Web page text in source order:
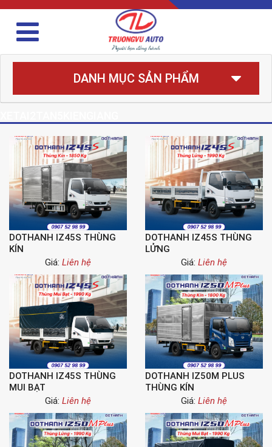
DANH MỤC SẢN PHẨM
DOTHANH IZ45S THÙNG
KÍN
Giá: Liên hệ
DOTHANH IZ45S THÙNG
LỬNG
Giá: Liên hệ
DOTHANH IZ45S THÙNG
MUI BẠT
Giá: Liên hệ
DOTHANH IZ50M PLUS
THÙNG KÍN
Giá: Liên hệ